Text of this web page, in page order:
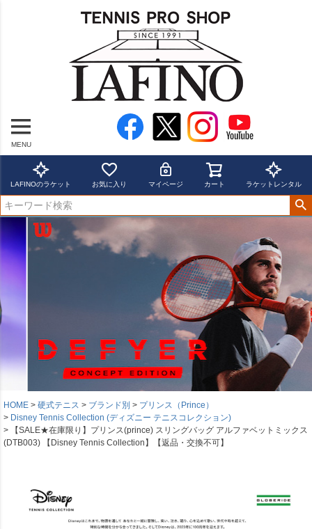
MENU
LAFINOのラケット お気に入り マイページ カート ラケットレンタル
HOME 硬式テニス ブランド別
プリンス（Prince）
Disney Tennis Collection (ディズニー テニスコレクション)
【SALE★在庫限り】プリンス(prince) スリングバッグ アルファベットミックス
(DTB003) 【Disney Tennis Collection】【返品・交換不可】